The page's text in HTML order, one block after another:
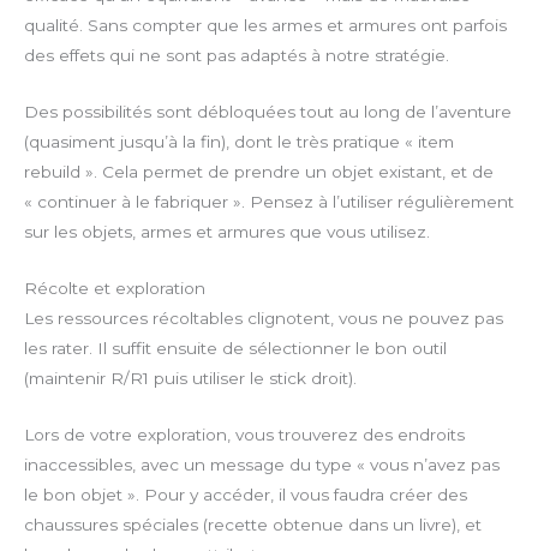
qualité. Sans compter que les armes et armures ont parfois
des effets qui ne sont pas adaptés à notre stratégie.
Des possibilités sont débloquées tout au long de l’aventure
(quasiment jusqu’à la fin), dont le très pratique « item
rebuild ». Cela permet de prendre un objet existant, et de
« continuer à le fabriquer ». Pensez à l’utiliser régulièrement
sur les objets, armes et armures que vous utilisez.
Récolte et exploration
Les ressources récoltables clignotent, vous ne pouvez pas
les rater. Il suffit ensuite de sélectionner le bon outil
(maintenir R/R1 puis utiliser le stick droit).
Lors de votre exploration, vous trouverez des endroits
inaccessibles, avec un message du type « vous n’avez pas
le bon objet ». Pour y accéder, il vous faudra créer des
chaussures spéciales (recette obtenue dans un livre), et